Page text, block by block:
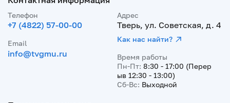
Телефон
+7 (4822) 57-00-00
Email
info@tvgmu.ru
Адрес
Тверь, ул. Советская, д. 4
Как нас найти?
Время работы
Пн-Пт: 8:30 - 17:00 (Перер
ыв 12:30 - 13:00)
Сб-Вс: Выходной